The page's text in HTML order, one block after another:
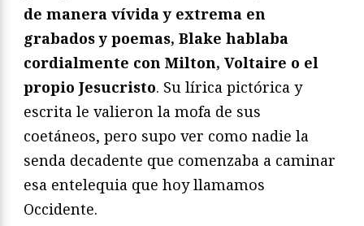
de manera vívida y extrema en
grabados y poemas, Blake hablaba
cordialmente con Milton, Voltaire o el
propio Jesucristo. Su lírica pictórica y
escrita le valieron la mofa de sus
coetáneos, pero supo ver como nadie la
senda decadente que comenzaba a caminar
esa entelequia que hoy llamamos
Occidente.